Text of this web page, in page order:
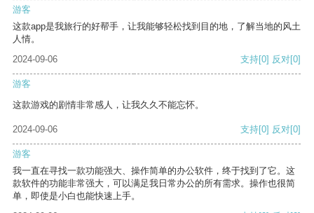
游客
这款app是我旅行的好帮手，让我能够轻松找到目的地，了解当地的风土
人情。
2024-09-06
支持[0] 反对[0]
游客
这款游戏的剧情非常感人，让我久久不能忘怀。
2024-09-06 支持[0] 反对[0]
游客
我一直在寻找一款功能强大、操作简单的办公软件，终于找到了它。这
款软件的功能非常强大，可以满足我日常办公的所有需求。操作也很简
单，即使是小白也能快速上手。